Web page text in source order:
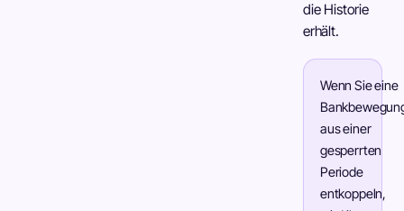
die Historie
erhält.
Wenn Sie eine
aus einer
gesperrten
Periode
entkoppeln,